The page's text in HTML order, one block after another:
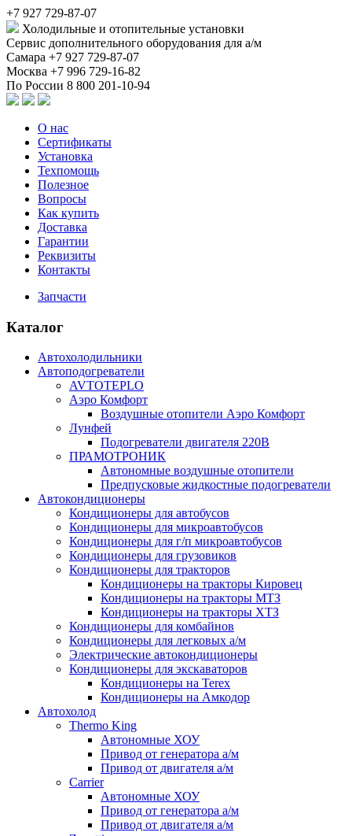
+7 927 729-87-07
Холодильные и отопительные установки
Сервис дополнительного оборудования для а/м
Самара +7 927 729-87-07
Москва +7 996 729-16-82
По России 8 800 201-10-94
О нас
Сертификаты
Установка
Техпомощь
Полезное
Вопросы
Как купить
Доставка
Гарантии
Реквизиты
Контакты
Запчасти
Каталог
Автохолодильники
Автоподогреватели
AVTOTEPLO
Аэро Комфорт
Воздушные отопители Аэро Комфорт
Лунфей
Подогреватели двигателя 220В
ПРАМОТРОНИК
Автономные воздушные отопители
Предпусковые жидкостные подогреватели
Автокондиционеры
Кондиционеры для автобусов
Кондиционеры для микроавтобусов
Кондиционеры для г/п микроавтобусов
Кондиционеры для грузовиков
Кондиционеры для тракторов
Кондиционеры на тракторы Кировец
Кондиционеры на тракторы МТЗ
Кондиционеры на тракторы ХТЗ
Кондиционеры для комбайнов
Кондиционеры для легковых а/м
Электрические автокондиционеры
Кондиционеры для экскаваторов
Кондиционеры на Terex
Кондиционеры на Амкодор
Автохолод
Thermo King
Автономные ХОУ
Привод от генератора а/м
Привод от двигателя а/м
Carrier
Автономные ХОУ
Привод от генератора а/м
Привод от двигателя а/м